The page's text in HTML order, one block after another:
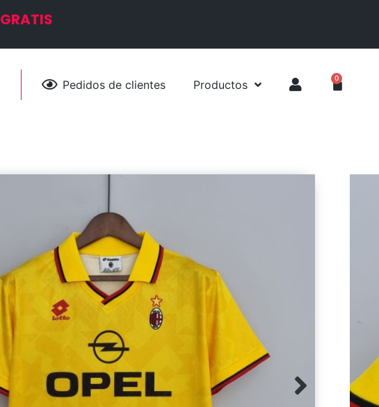
GRATIS
Pedidos de clientes Productos 0